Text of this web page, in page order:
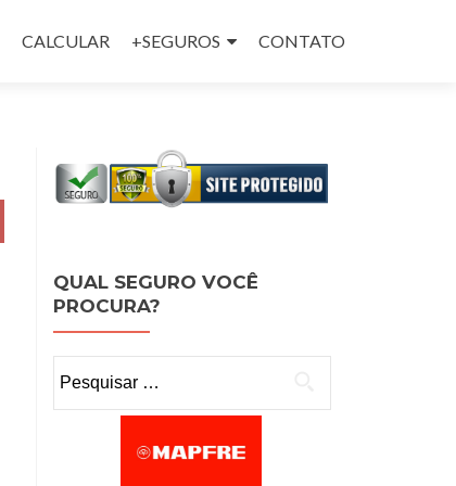
CALCULAR +SEGUROS CONTATO
QUAL SEGURO VOCÊ
PROCURA?